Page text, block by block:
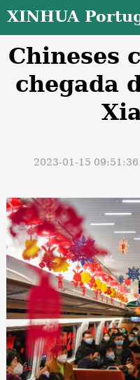
XINHUA
Chineses
chegada
2023-01-15 09:51:36